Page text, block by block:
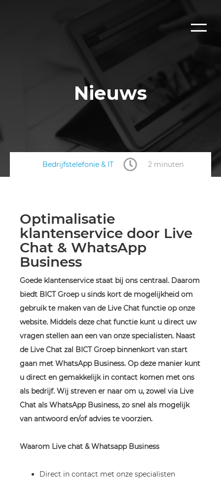
Nieuws
Bedrijfstelefonie & IT 2 minuten
Optimalisatie
klantenservice door Live
Chat & WhatsApp
Business
Goede klantenservice staat bij ons centraal. Daarom
biedt BICT Groep u sinds kort de mogelijkheid om
gebruik te maken van de Live Chat functie op onze
website. Middels deze chat functie kunt u direct uw
vragen stellen aan een van onze specialisten. Naast
de Live Chat zal BICT Groep binnenkort van start
gaan met WhatsApp Business. Op deze manier kunt
u direct en gemakkelijk in contact komen met ons
als bedrijf. Wij streven er naar om u, zowel via Live
Chat als WhatsApp Business, zo snel als mogelijk
van antwoord en/of advies te voorzien.
Waarom Live chat & Whatsapp Business
Direct in contact met onze specialisten